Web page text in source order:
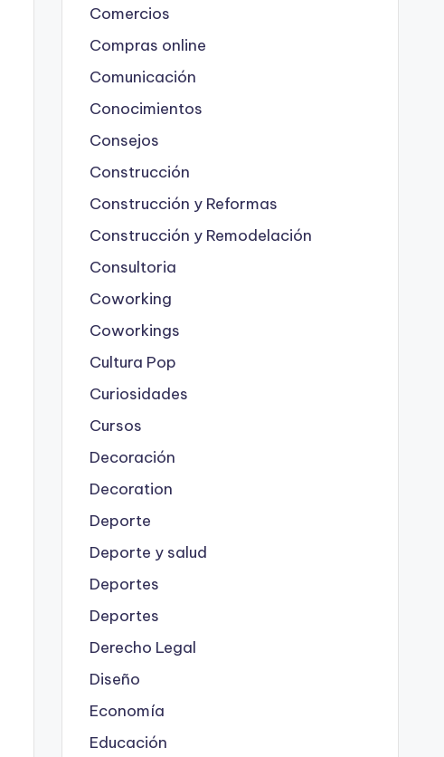
Comercios
Compras online
Comunicación
Conocimientos
Consejos
Construcción
Construcción y Reformas
Construcción y Remodelación
Consultoria
Coworking
Coworkings
Cultura Pop
Curiosidades
Cursos
Decoración
Decoration
Deporte
Deporte y salud
Deportes
Deportes
Derecho Legal
Diseño
Economía
Educación